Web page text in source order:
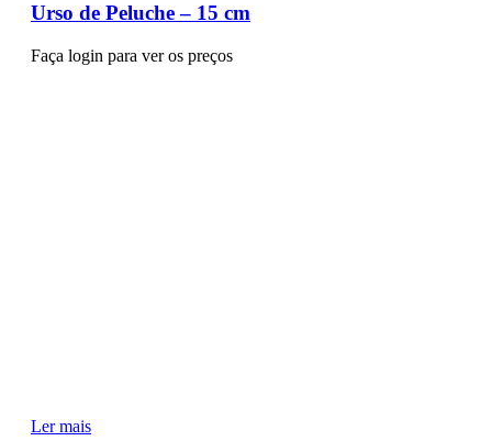
Urso de Peluche – 15 cm
Faça login para ver os preços
Ler mais